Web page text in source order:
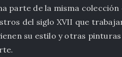
parte de la misma
del siglo XVII que
su estilo y otras